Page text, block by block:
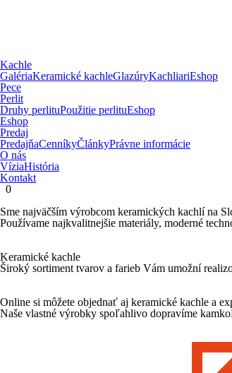
Kachle
GalériaKeramické kachleGlazúryKachliariEshop
Pece
Perlit
Druhy perlituPoužitie perlituEshop
Eshop
Predaj
PredajňaCenníkyČlánkyPrávne informácie
O nás
VíziaHistória
Kontakt
0
Sme najväčším výrobcom keramických kachlí na
Používame najkvalitnejšie materiály, moderné
Keramické kachle
Široký sortiment tvarov a farieb Vám umožní
Online si môžete objednať aj keramické kachle a
Naše vlastné výrobky spoľahlivo dopravíme